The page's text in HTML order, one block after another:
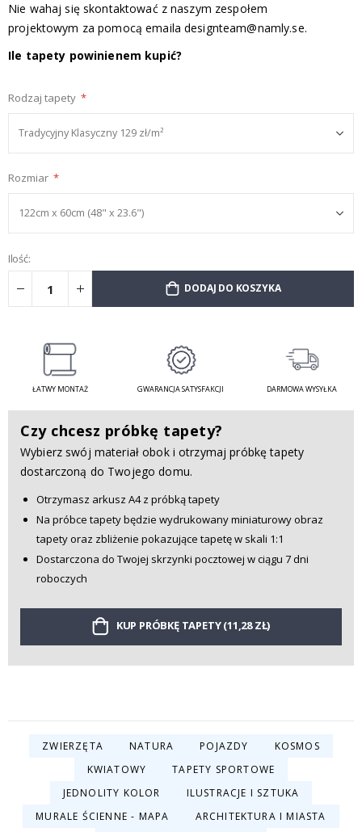
Nie wahaj się skontaktować z naszym zespołem
projektowym za pomocą emailadesignteam@namly.se.
Ile tapety powinienem kupić?
Rodzaj tapety
Rozmiar
Ilość:
DODAJ DO KOSZYKA
ŁATWY MONTAŻ GWARANCJA SATYSFAKCJI DARMOWA WYSYŁKA
Czy chcesz próbkę tapety?
Wybierz swój materiał obok i otrzymaj próbkę tapety
dostarczoną do Twojego domu.
Otrzymasz arkusz A4 z próbką tapety
Na próbce tapety będzie wydrukowany miniaturowy obraz
tapety oraz zbliżenie pokazujące tapetę w skali 1:1
Dostarczona do Twojej skrzynki pocztowej w ciągu 7 dni
roboczych
KUP PRÓBKĘ TAPETY (11,28 ZŁ)
ZWIERZĘTA NATURA POJAZDY
KOSMOS
KWIATOWY
TAPETY SPORTOWE
JEDNOLITY KOLOR
ILUSTRACJE I SZTUKA
MURALE ŚCIENNE - MAPA
ARCHITEKTURA I MIASTA